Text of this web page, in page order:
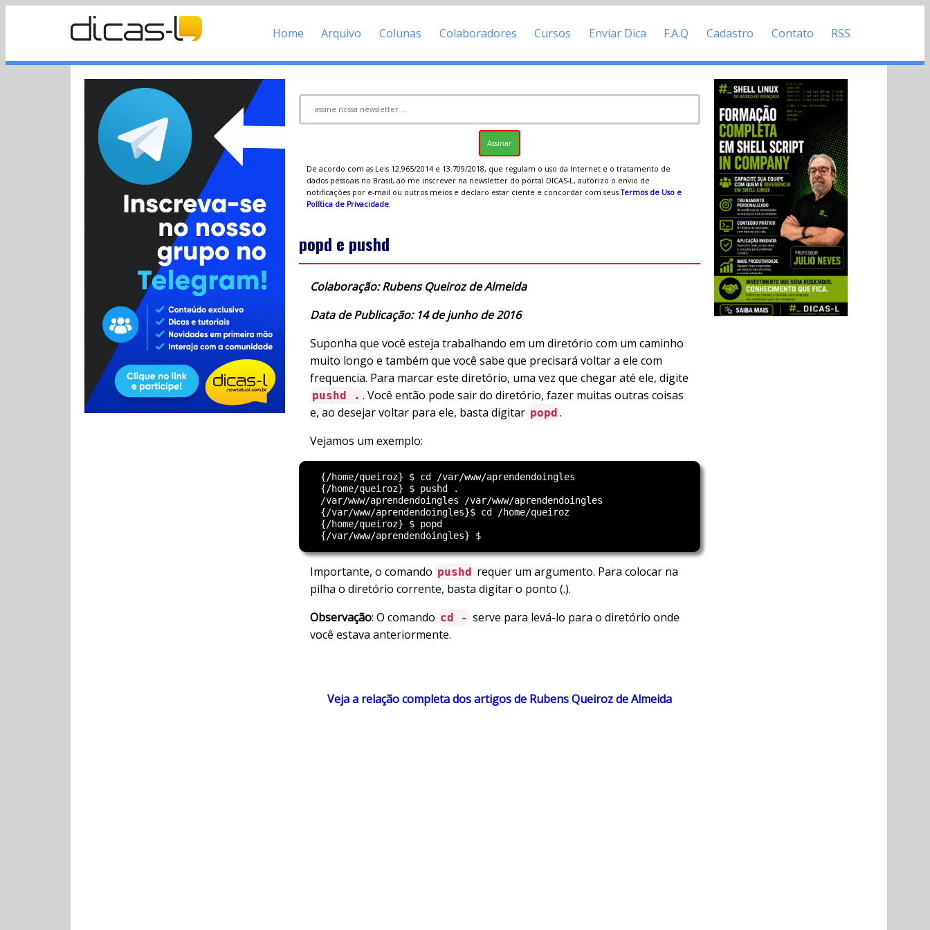
Home Arquivo Colunas Colaboradores Cursos Enviar Dica F.A.Q Cadastro Contato RSS
De acordo com as Leis 12.965/2014 e 13.709/2018, que regulam o uso da Internet e o tratamento de
dados pessoais no Brasil, ao me inscrever na newsletter do portal DICAS-L, autorizo o envio de
notificações por e-mail ou outros meios e declaro estar ciente e concordar com seusTermos de Uso e
Política de Privacidade.
popd e pushd
Colaboração: Rubens Queiroz de Almeida
Data de Publicação: 14 de junho de 2016
Suponha que você esteja trabalhando em um diretório com um caminho
muito longo e também que você sabe que precisará voltar a ele com
frequencia. Para marcar este diretório, uma vez que chegar até ele, digite
pushd . . Você então pode sair do diretório, fazer muitas outras coisas
e, ao desejar voltar para ele, basta digitar popd .
Vejamos um exemplo:
  {/home/queiroz} $ cd /var/www/aprendendoingles
  {/home/queiroz} $ pushd .
  /var/www/aprendendoingles /var/www/aprendendoingles
  {/var/www/aprendendoingles}$ cd /home/queiroz
  {/home/queiroz} $ popd
Importante, o comando pushd requer um argumento. Para colocar na
pilha o diretório corrente, basta digitar o ponto (.).
Observação: O comando cd - serve para levá-lo para o diretório onde
você estava anteriormente.
Veja a relação completa dos artigos de Rubens Queiroz de Almeida